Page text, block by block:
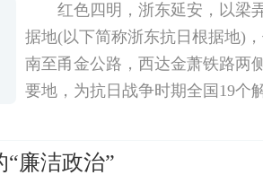
红色四明，浙东延安，以梁
据地(以下简称浙东抗日根据地)
南至甬金公路，西达金萧铁路两
要地，为抗日战争时期全国19个
中国共产党在浙东开辟抗日根
廉洁政治”